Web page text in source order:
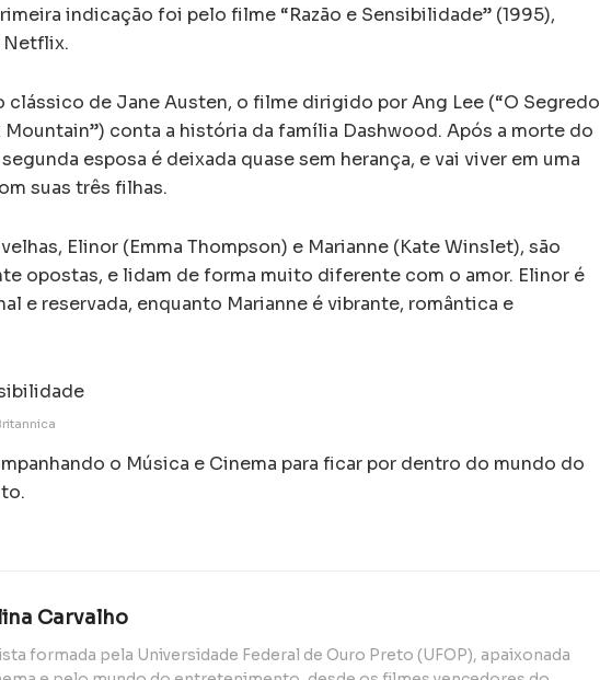
indicação foi pelo filme “Razão e Sensibilidade” (1995),
Netflix.
clássico de Jane Austen, o filme dirigido por Ang Lee (“O Segredo
Mountain”) conta a história da família Dashwood. Após a morte do
esposa é deixada quase sem herança, e vai viver em uma
suas três filhas.
Elinor (Emma Thompson) e Marianne (Kate Winslet), são
opostas, e lidam de forma muito diferente com o amor. Elinor é
e reservada, enquanto Marianne é vibrante, romântica e
o Música e Cinema para ficar por dentro do mundo do
Carvalho
formada pela Universidade Federal de Ouro Preto (UFOP), apaixonada